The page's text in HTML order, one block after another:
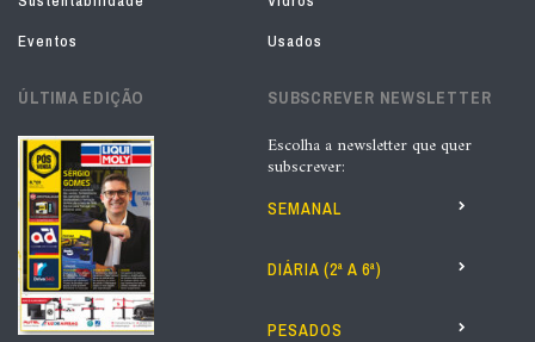
Eventos
Usados
ÚLTIMA EDIÇÃO SUBSCREVER NEWSLETTER
Escolha a newsletter que quer
subscrever:
SEMANAL
DIÁRIA (2ª A 6ª)
PESADOS